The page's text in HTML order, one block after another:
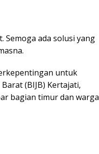
Semoga ada solusi yang
untuk
(BIJB) Kertajati,
bagian timur dan warga